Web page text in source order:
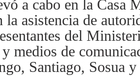
a cabo en la Casa
la asistencia de
del
medios de
Santiago, Sosua